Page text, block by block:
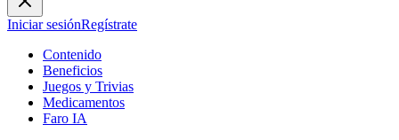
Iniciar sesiónRegístrate
Contenido
Beneficios
Juegos y Trivias
Medicamentos
Faro IA